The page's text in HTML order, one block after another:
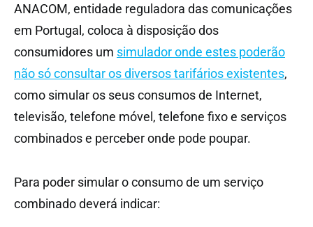
ANACOM, entidade reguladora das comunicações
em Portugal, coloca à disposição dos
consumidores um simulador onde estes poderão
não só consultar os diversos tarifários existentes,
como simular os seus consumos de Internet,
televisão, telefone móvel, telefone fixo e serviços
combinados e perceber onde pode poupar.
Para poder simular o consumo de um serviço
combinado deverá indicar: